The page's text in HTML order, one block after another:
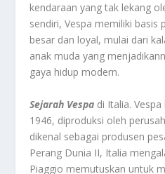
kendaraan yang tak lekang
sendiri, Vespa memiliki basis
besar dan loyal, mulai dari
anak muda yang
gaya hidup modern.
Sejarah Vespa di Italia.
1946, diproduksi oleh
dikenal sebagai produsen
Perang Dunia II, Italia
Piaggio memutuskan untuk